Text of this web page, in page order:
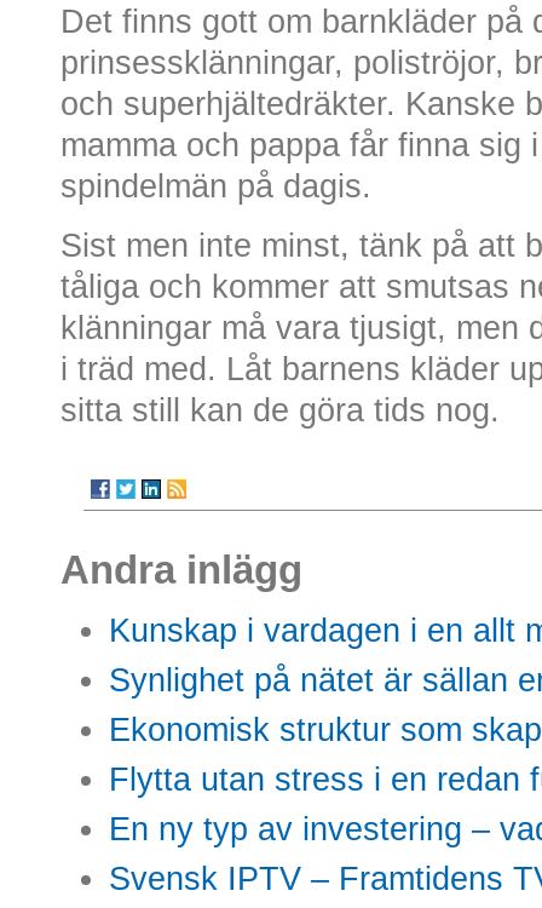
Det finns gott om barnkläder på
prinsessklänningar, poliströjor,
och superhjältedräkter. Kanske
mamma och pappa får finna sig
spindelmän på dagis.
Sist men inte minst, tänk på att
tåliga och kommer att smutsas
klänningar må vara tjusigt, men
i träd med. Låt barnens kläder
sitta still kan de göra tids nog.
Andra inlägg
Kunskap i vardagen i en allt
Synlighet på nätet är sällan
Ekonomisk struktur som
Flytta utan stress i en redan
En ny typ av investering –
Svensk IPTV – Framtidens